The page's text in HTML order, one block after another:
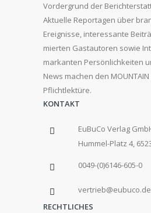
Vordergrund der
Aktuelle Reportagen über
Ereignisse, interessante
mierten Gastautoren sowie
markanten Persönlichkeiten
News machen den MOUNTAIN
Pflichtlektüre.
KONTAKT
EuBuCo Verlag
Hummel-Platz 4,
0049-(0)6146-605-0
vertrieb@eubuco.de
RECHTLICHES